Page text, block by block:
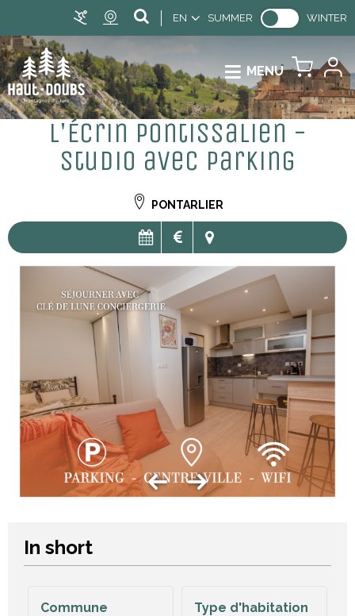
EN SUMMER WINTER
MENU
L'Écrin Pontissalien -
Studio avec Parking
PONTARLIER
In short
Commune Type d'habitation